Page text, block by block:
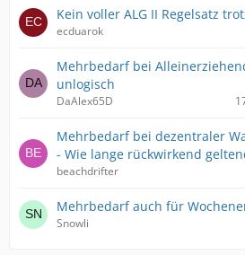
Kein voller ALG II Regelsatz
ecduarok
Mehrbedarf bei
unlogisch
DaAlex65D
Mehrbedarf bei dezentraler
- Wie lange rückwirkend
beachdrifter
Mehrbedarf auch für
Snowli